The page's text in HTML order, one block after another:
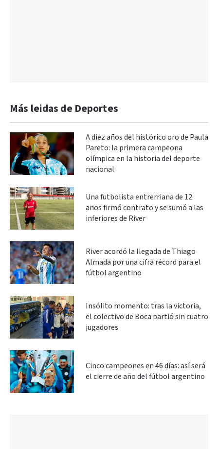
Más leidas de Deportes
A diez años del histórico oro de Paula
Pareto: la primera campeona
olímpica en la historia del deporte
nacional
Una futbolista entrerriana de 12
años firmó contrato y se sumó a las
inferiores de River
River acordó la llegada de Thiago
Almada por una cifra récord para el
fútbol argentino
Insólito momento: tras la victoria,
el colectivo de Boca partió sin cuatro
jugadores
Cinco campeones en 46 días: así será
el cierre de año del fútbol argentino